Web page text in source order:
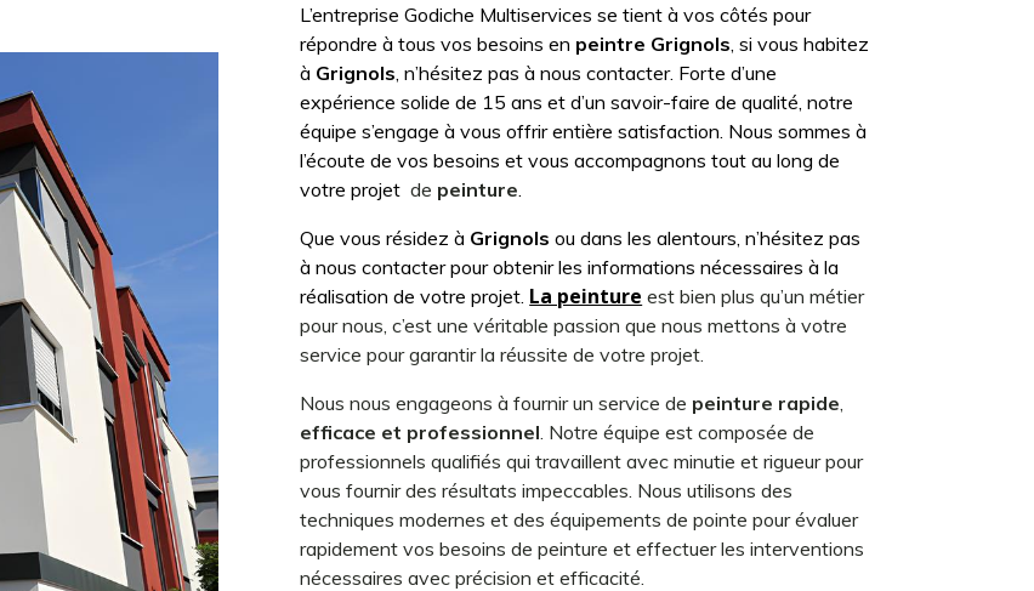
L’entreprise Godiche Multiservices se tient à vos côtés pour
répondre à tous vos besoins en peintre Grignols , si vous habitez
à Grignols , n’hésitez pas à nous contacter. Forte d’une
expérience solide de 15 ans et d’un savoir-faire de qualité, notre
équipe s’engage à vous offrir entière satisfaction. Nous sommes à
l’écoute de vos besoins et vous accompagnons tout au long de
votre projet de peinture
Que vous résidez à Grignols ou dans les alentours, n’hésitez pas
à nous contacter pour obtenir les informations nécessaires à la
réalisation de votre projet. La peinture est bien plus qu’un métier
pour nous, c’est une véritable passion que nous mettons à votre
service pour garantir la réussite de votre projet.
Nous nous engageons à fournir un service de peinture rapide
efficace et professionnel . Notre équipe est composée de
professionnels qualifiés qui travaillent avec minutie et rigueur pour
vous fournir des résultats impeccables. Nous utilisons des
techniques modernes et des équipements de pointe pour évaluer
rapidement vos besoins de peinture et effectuer les interventions
nécessaires avec précision et efficacité.